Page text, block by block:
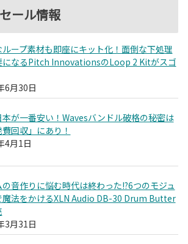
ール情報
ループ素材も即座にキット化！面倒な下処理
になるPitch InnovationsのLoop 2 Kitがスゴ
6月30日
が一番安い！Wavesバンドル破格の秘密は
費回収」にあり！
4月1日
の音作りに悩む時代は終わった!?6つのモジュ
魔法をかけるXLN Audio DB-30 Drum Butter
3月31日